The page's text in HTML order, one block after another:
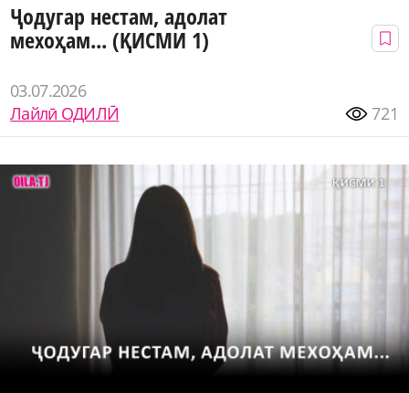
Ҷодугар нестам, адолат
мехоҳам... (ҚИСМИ 1)
03.07.2026
Лайлӣ ОДИЛӢ
721